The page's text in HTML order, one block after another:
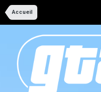
Accueil